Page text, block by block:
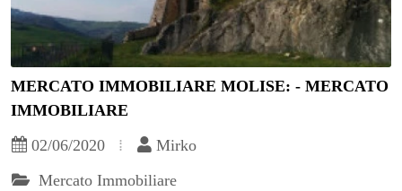
MERCATO IMMOBILIARE MOLISE: - MERCATO
IMMOBILIARE
02/06/2020
Mirko
Mercato Immobiliare